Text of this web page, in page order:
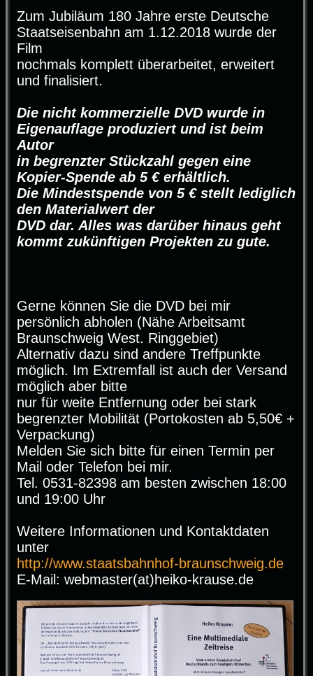
Zum Jubiläum 180 Jahre erste Deutsche
Staatseisenbahn am 1.12.2018 wurde der
Film
nochmals komplett überarbeitet, erweitert
und finalisiert.
Die nicht kommerzielle DVD wurde in
Eigenauflage produziert und ist beim
Autor
in begrenzter Stückzahl gegen eine
Kopier-Spende ab 5 € erhältlich.
Die Mindestspende von 5 € stellt lediglich
den Materialwert der
DVD dar. Alles was darüber hinaus geht
kommt zukünftigen Projekten zu gute.
Gerne können Sie die DVD bei mir
persönlich abholen (Nähe Arbeitsamt
Braunschweig West. Ringgebiet)
Alternativ dazu sind andere Treffpunkte
möglich. Im Extremfall ist auch der Versand
möglich aber bitte
nur für weite Entfernung oder bei stark
begrenzter Mobilität (Portokosten ab 5,50€ +
Verpackung)
Melden Sie sich bitte für einen Termin per
Mail oder Telefon bei mir.
Tel. 0531-82398 am besten zwischen 18:00
und 19:00 Uhr
Weitere Informationen und Kontaktdaten
unter
http://www.staatsbahnhof-braunschweig.de
E-Mail: webmaster(at)heiko-krause.de